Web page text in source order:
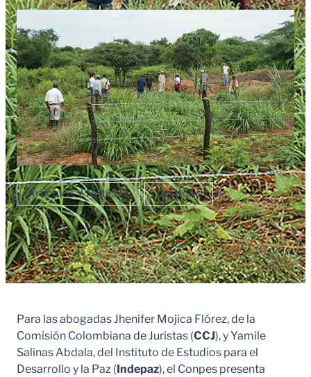
Artículos Y Noticias Territorio
Para las abogadas Jhenifer Mojica Flórez, de la
Comisión Colombiana de Juristas (CCJ), y Yamile
Salinas Abdala, del Instituto de Estudios para el
Desarrollo y la Paz (Indepaz), el Conpes presenta